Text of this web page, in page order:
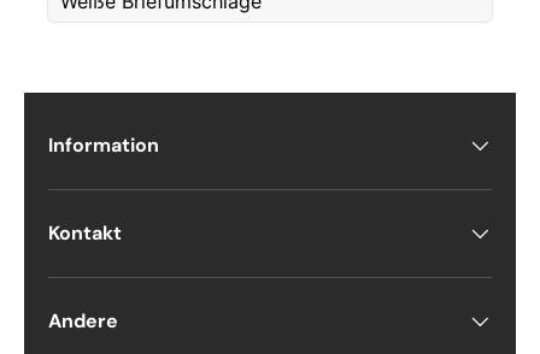
Telefon
Postnummer *
Antall
Information
Kontakt
Andere